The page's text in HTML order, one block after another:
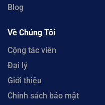
Blog
Về Chúng Tôi
Cộng tác viên
Đại lý
Giới thiệu
Chính sách bảo mật